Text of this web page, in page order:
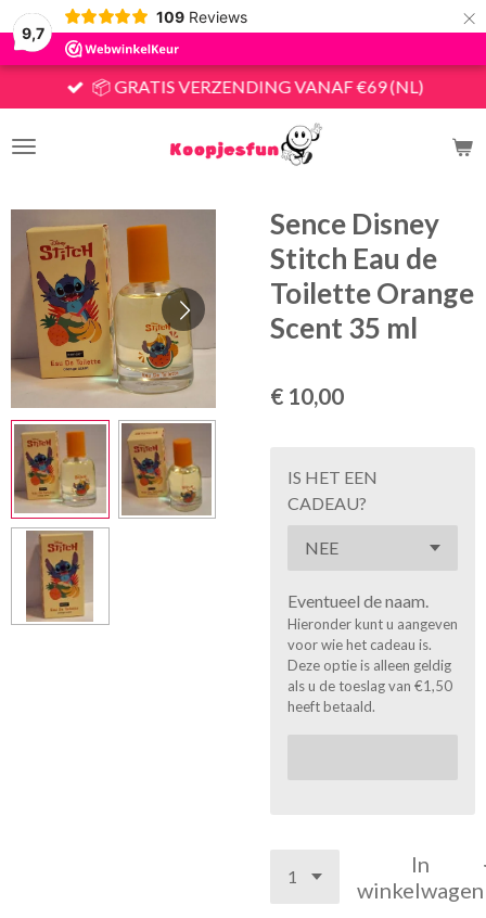
9,7
109 Reviews ×
📦 GRATIS VERZENDING VANAF €69 (NL)
Sence Disney
Stitch Eau de
Toilette Orange
Scent 35 ml
€ 10,00
IS HET EEN
CADEAU?
Eventueel de naam.
Hieronder kunt u aangeven
voor wie het cadeau is.
Deze optie is alleen geldig
als u de toeslag van €1,50
heeft betaald.
In
winkelwagen